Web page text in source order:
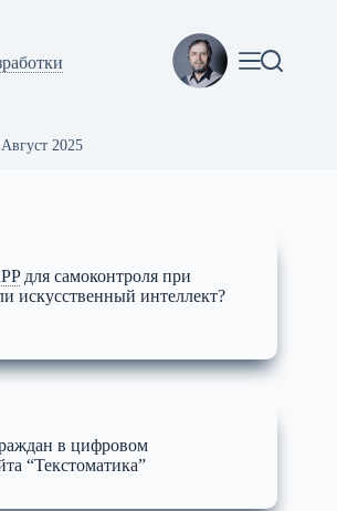
2025
для самоконтроля при
искусственный интеллект?
в цифровом
“Текстоматика”